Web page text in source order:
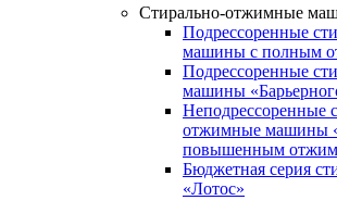
Стирально-отжимные
Подрессоренные
машины с полным
Подрессоренные
машины
Неподрессоренные
отжимные машины
повышенным
Бюджетная серия
«Лотос»